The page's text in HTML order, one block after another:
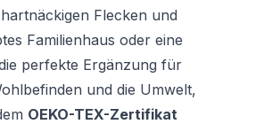
Flecken und
Familienhaus oder eine
perfekte Ergänzung für
und die Umwelt,
OEKO-TEX-Zertifikat